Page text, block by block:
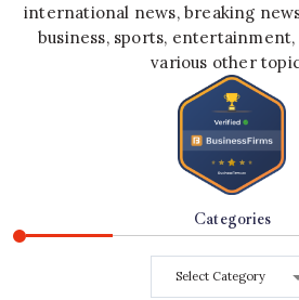
international news, breaking
business, sports,
various other
Categories
Categories